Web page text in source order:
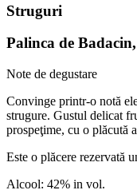
Struguri
Palinca de
Note de degustare
Convinge printr-o notă
strugure. Gustul delicat
prospeţime, cu o plăcută
Este o plăcere rezervată
Alcool: 42% in vol.